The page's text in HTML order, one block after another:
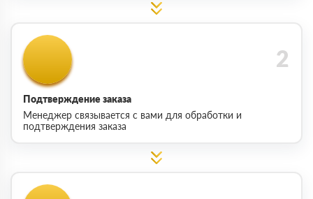
Подтверждение заказа
Менеджер связывается с вами для обработки и
подтверждения заказа